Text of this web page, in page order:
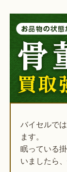
バイセルで
ます。
眠っている
いましたら